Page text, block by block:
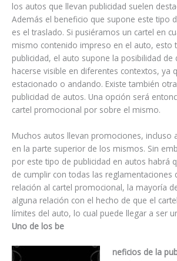
los autos que llevan publicidad suelen
Además el beneficio que supone este tipo
es el traslado. Si pusiéramos un cartel en
mismo contenido impreso en el auto, esto
publicidad, el auto supone la posibilidad de
hacerse visible en diferentes contextos, ya
estacionado o andando. Existe también
publicidad de autos. Una opción será
cartel promocional por sobre el mismo.
Muchos autos llevan promociones, incluso
en la parte superior de los mismos. Sin
por este tipo de publicidad en autos habrá
de cumplir con todas las reglamentaciones
relación al cartel promocional, la mayoría
alguna relación con el hecho de que el
límites del auto, lo cual puede llegar a ser
Uno de los be
neficios de la